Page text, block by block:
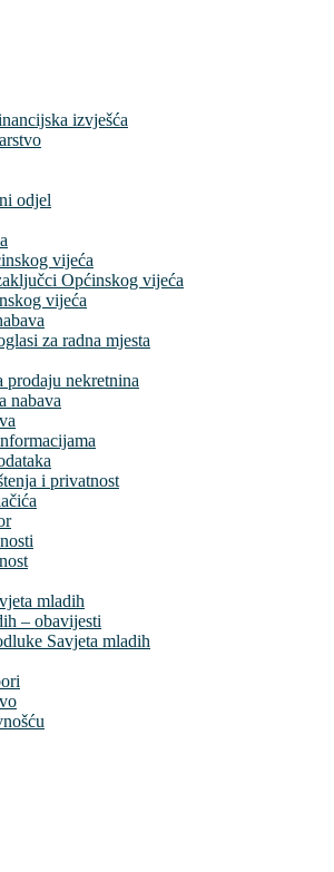
izvješća
odjel
vijeća
Općinskog vijeća
vijeća
za radna mjesta
prodaju nekretnina
nabava
i privatnost
mladih
– obavijesti
Savjeta mladih